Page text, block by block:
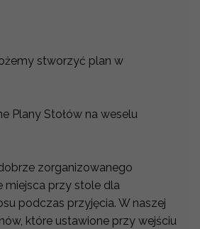
stworzyć plan w
Plany Stołów na weselu
zorganizowanego
miejsca przy stole dla
podczas przyjęcia. W naszej
które ustawione przy wejściu